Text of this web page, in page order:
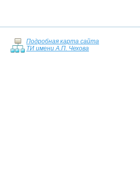
Подробная карта сайта
ТИ имени А.П. Чехова